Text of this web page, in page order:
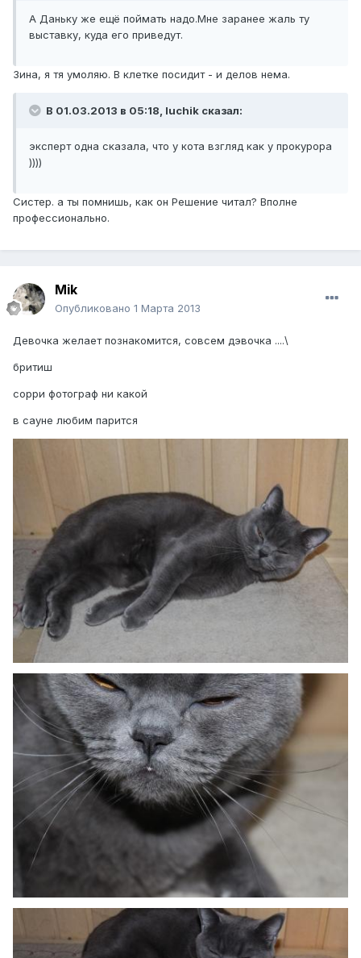
А Даньку же ещё поймать надо.Мне заранее жаль ту
выставку, куда его приведут.
Зина, я тя умоляю. В клетке посидит - и делов нема.
В 01.03.2013 в 05:18, luchik сказал:
эксперт одна сказала, что у кота взгляд как у прокурора
))))
Систер. а ты помнишь, как он Решение читал? Вполне
профессионально.
Mik
Опубликовано 1 Марта 2013
Девочка желает познакомится, совсем дэвочка ....\
бритиш
сорри фотограф ни какой
в сауне любим парится